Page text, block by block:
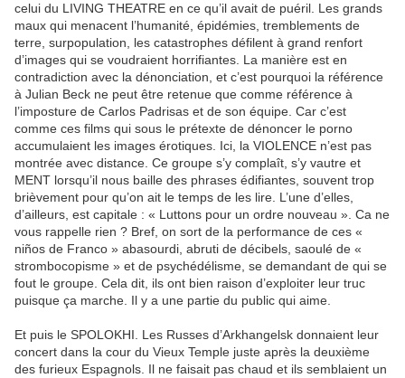
celui du LIVING THEATRE en ce qu’il avait de puéril. Les grands
maux qui menacent l’humanité, épidémies, tremblements de
terre, surpopulation, les catastrophes défilent à grand renfort
d’images qui se voudraient horrifiantes. La manière est en
contradiction avec la dénonciation, et c’est pourquoi la référence
à Julian Beck ne peut être retenue que comme référence à
l’imposture de Carlos Padrisas et de son équipe. Car c’est
comme ces films qui sous le prétexte de dénoncer le porno
accumulaient les images érotiques. Ici, la VIOLENCE n’est pas
montrée avec distance. Ce groupe s’y complaît, s’y vautre et
MENT lorsqu’il nous baille des phrases édifiantes, souvent trop
brièvement pour qu’on ait le temps de les lire. L’une d’elles,
d’ailleurs, est capitale : « Luttons pour un ordre nouveau ». Ca ne
vous rappelle rien ? Bref, on sort de la performance de ces «
niños de Franco » abasourdi, abruti de décibels, saoulé de «
strombocopisme » et de psychédélisme, se demandant de qui se
fout le groupe. Cela dit, ils ont bien raison d’exploiter leur truc
puisque ça marche. Il y a une partie du public qui aime.
Et puis le SPOLOKHI. Les Russes d’Arkhangelsk donnaient leur
concert dans la cour du Vieux Temple juste après la deuxième
des furieux Espagnols. Il ne faisait pas chaud et ils semblaient un